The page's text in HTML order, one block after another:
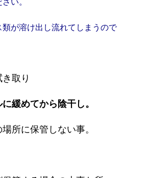
が溶け出し流れてしまうので
取り
緩めてから陰干し。
所に保管しない事。